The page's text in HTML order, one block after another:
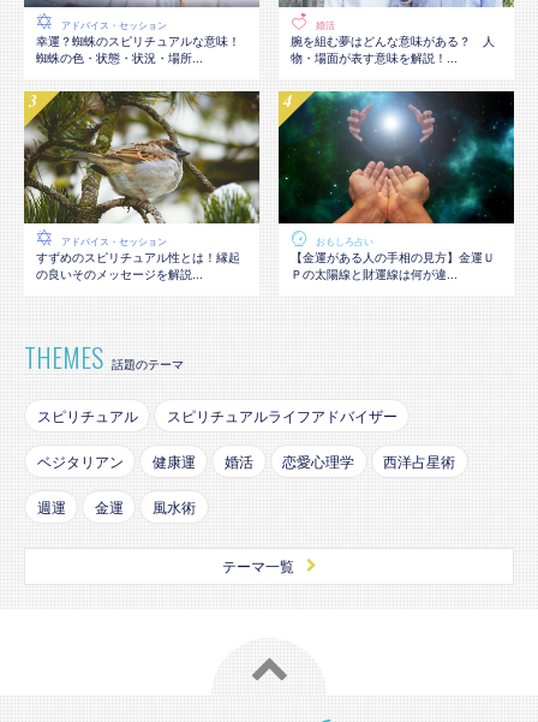
アドバイス・セッション
幸運？蜘蛛のスピリチュアルな意味！
蜘蛛の色・状態・状況・場所...
婚活
腕を組む夢はどんな意味がある？ 人
物・場面が表す意味を解説！...
アドバイス・セッション
すずめのスピリチュアル性とは！縁起
の良いそのメッセージを解説...
おもしろ占い
【金運がある人の手相の見方】金運Ｕ
Ｐの太陽線と財運線は何が違...
THEMES 話題のテーマ
スピリチュアル スピリチュアルライフアドバイザー
ベジタリアン 健康運 婚活 恋愛心理学 西洋占星術
週運 金運 風水術
テーマ一覧